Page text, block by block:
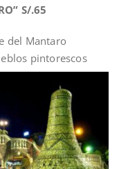
S/.65
del Mantaro
pintorescos